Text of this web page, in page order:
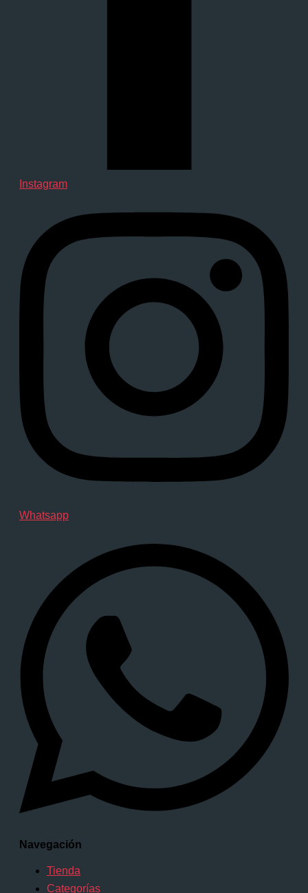
Instagram
Whatsapp
Navegación
Tienda
Categorías